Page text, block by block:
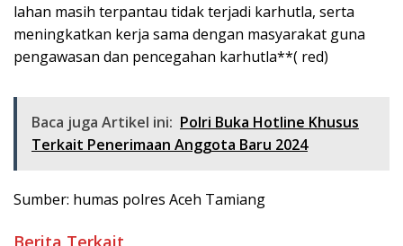
lahan masih terpantau tidak terjadi karhutla, serta
meningkatkan kerja sama dengan masyarakat guna
pengawasan dan pencegahan karhutla**( red)
Baca juga Artikel ini: Polri Buka Hotline Khusus
Terkait Penerimaan Anggota Baru 2024
Sumber: humas polres Aceh Tamiang
Berita Terkait